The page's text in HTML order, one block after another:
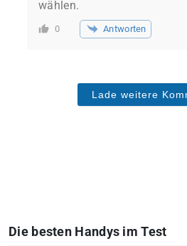
wählen.
0 Antworten
Lade weitere
Die besten Handys im Test